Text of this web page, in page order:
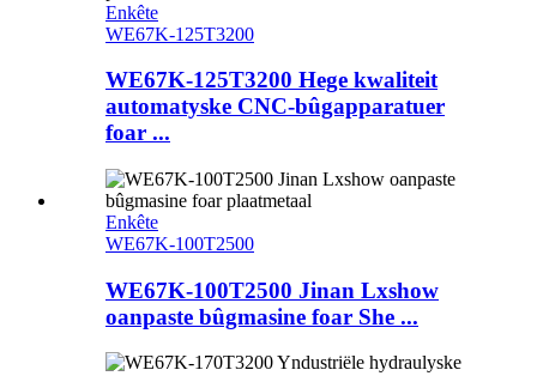
Enkête
WE67K-125T3200
WE67K-125T3200 Hege kwaliteit
automatyske CNC-bûgapparatuer
foar ...
Enkête
WE67K-100T2500
WE67K-100T2500 Jinan Lxshow
oanpaste bûgmasine foar She ...